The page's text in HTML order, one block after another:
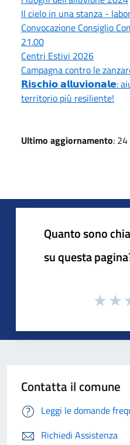
Il cielo in una stanza -
Convocazione Consiglio
21.00
Centri Estivi 2026
Campagna contro le
𝗥𝗶𝘀𝗰𝗵𝗶𝗼 𝗮𝗹𝗹𝘂𝘃𝗶𝗼𝗻𝗮𝗹𝗲:
territorio più resiliente!
Ultimo aggiornamento:
Quanto sono
su questa
Contatta il comune
Leggi le domande
Richiedi Assistenza